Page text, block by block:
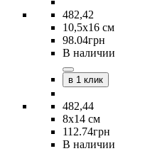
482,42
10,5х16 см
98.04грн
В наличии
в 1 клик
482,44
8х14 см
112.74грн
В наличии